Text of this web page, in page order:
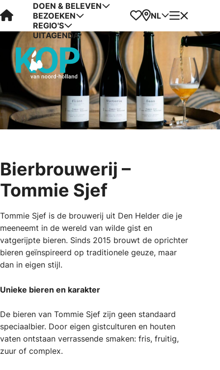
Visit Kop van Holland
DOEN & BELEVEN
BEZOEKEN
REGIO'S
UITAGENDA
Favorieten
Kaart
NL Menu
Bierbrouwerij –
Tommie Sjef
Tommie Sjef is de brouwerij uit Den Helder die je
meeneemt in de wereld van wilde gist en
vatgerijpte bieren. Sinds 2015 brouwt de oprichter
bieren geïnspireerd op traditionele geuze, maar
dan in eigen stijl.
Unieke bieren en karakter
De bieren van Tommie Sjef zijn geen standaard
speciaalbier. Door eigen gistculturen en houten
vaten ontstaan verrassende smaken: fris, fruitig,
zuur of complex.